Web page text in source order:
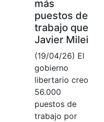
más
puestos de
trabajo que
Javier Milei
(19/04/26) El
gobierno
libertario creo
56.000
puestos de
trabajo por